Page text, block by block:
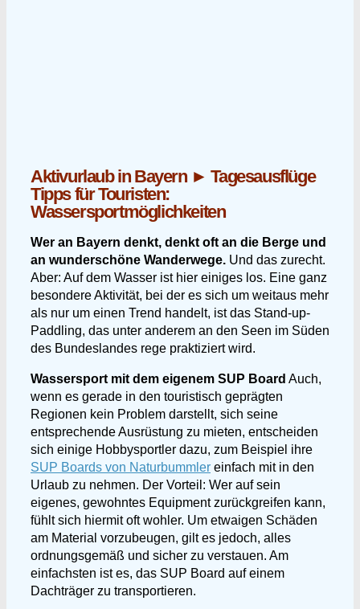
Aktivurlaub in Bayern ► Tagesausflüge
Tipps für Touristen:
Wassersportmöglichkeiten
Wer an Bayern denkt, denkt oft an die Berge und
an wunderschöne Wanderwege. Und das zurecht.
Aber: Auf dem Wasser ist hier einiges los. Eine ganz
besondere Aktivität, bei der es sich um weitaus mehr
als nur um einen Trend handelt, ist das Stand-up-
Paddling, das unter anderem an den Seen im Süden
des Bundeslandes rege praktiziert wird.
Wassersport mit dem eigenem SUP Board Auch,
wenn es gerade in den touristisch geprägten
Regionen kein Problem darstellt, sich seine
entsprechende Ausrüstung zu mieten, entscheiden
sich einige Hobbysportler dazu, zum Beispiel ihre
SUP Boards von Naturbummler einfach mit in den
Urlaub zu nehmen. Der Vorteil: Wer auf sein
eigenes, gewohntes Equipment zurückgreifen kann,
fühlt sich hiermit oft wohler. Um etwaigen Schäden
am Material vorzubeugen, gilt es jedoch, alles
ordnungsgemäß und sicher zu verstauen. Am
einfachsten ist es, das SUP Board auf einem
Dachträger zu transportieren.